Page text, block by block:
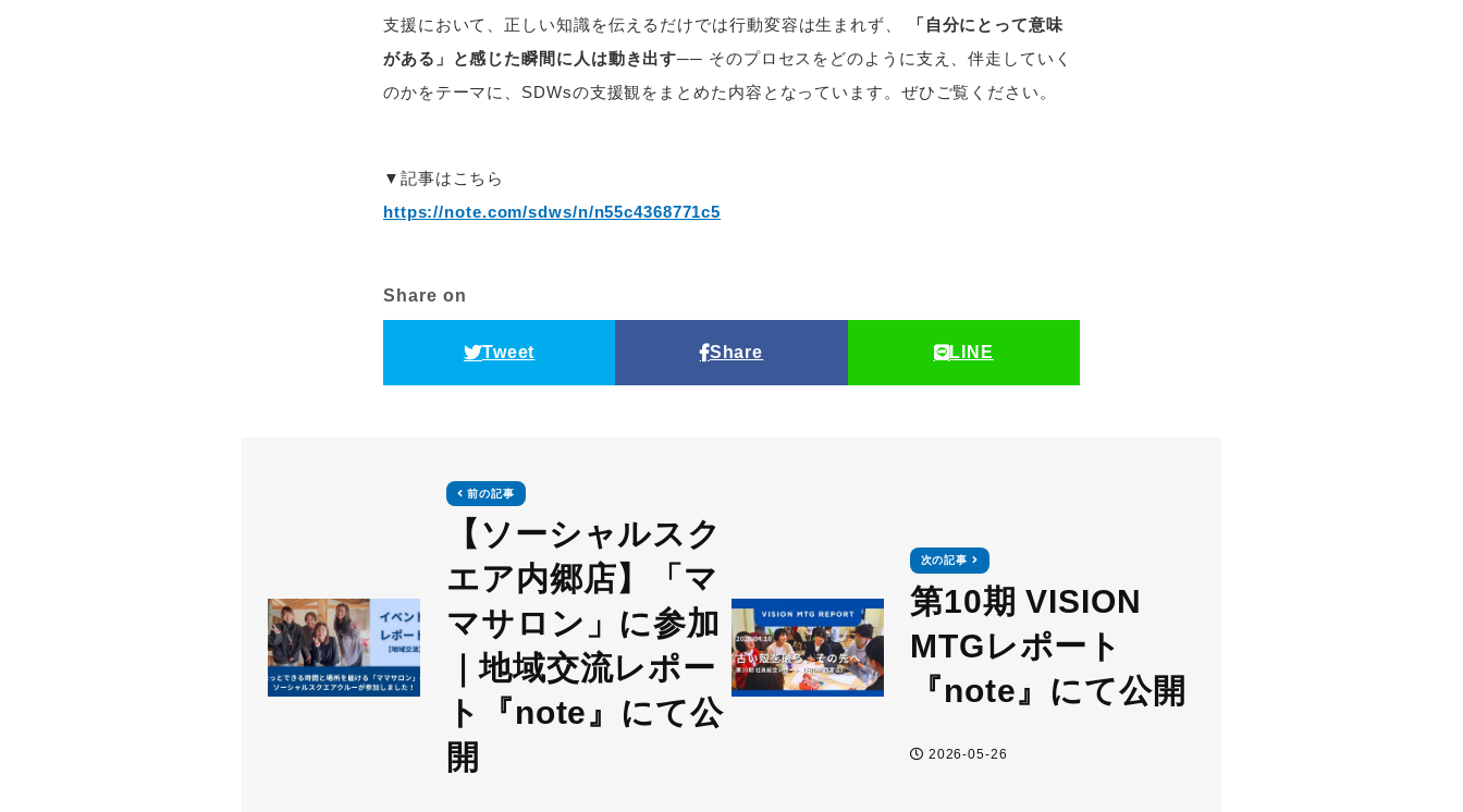
支援において、正しい知識を伝えるだけでは行動変容は生まれず、
「自分にとって意味
がある」と感じた瞬間に人は動き出す── そのプロセスをどのように支え、伴走していく
のかをテーマに、SDWsの支援観をまとめた内容となっています。ぜひご覧ください。
▼記事はこちら
https://note.com/sdws/n/n55c4368771c5
Share on
Tweet Share LINE
前の記事
【ソーシャルスク
エア内郷店】「マ
マサロン」に参加
｜地域交流レポー
ト『note』にて公
開
次の記事
第10期 VISION
MTGレポート
『note』にて公開
2026-05-26